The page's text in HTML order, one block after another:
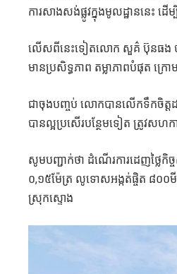
ការសាងសង់ផ្លូវក្នុងមូលដ្ឋាននេះ ដើ
លើសពីនេះទៀតលោក សួគ៌ ប៊ុនធង ប
មានប្រសិទ្ធភាព តម្លាភាពបំផុត ក្រ
ជាចុងបញ្ចប់ លោកបានលើកទឹកចិត្តដ
បានល្អប្រសើរបន្ថែមទៀត ត្រូវសហក
សូមបញ្ជាក់ថា ដំណើរការដេញថ្លៃ
០,១៥ម៉ែត្រ លូទោសអង្កត់ផ្ចិត ៨០០មី
ស្រុកស្ទោង